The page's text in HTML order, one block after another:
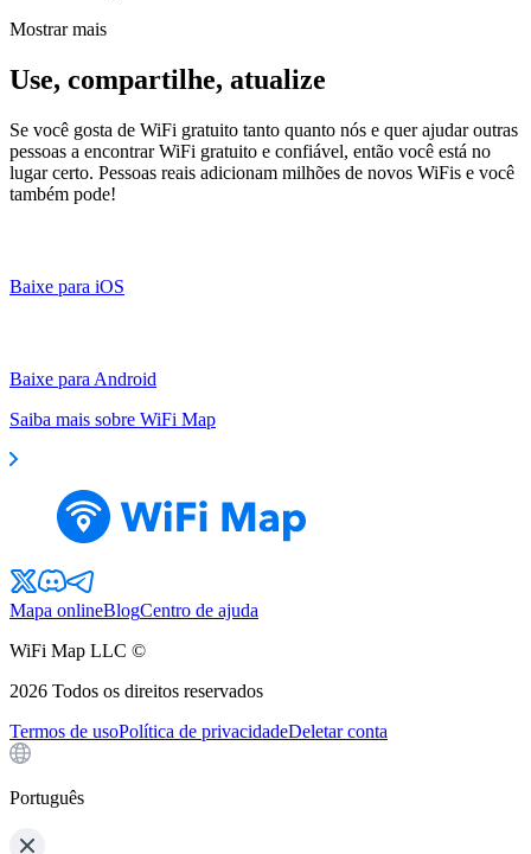
Mostrar mais
Use, compartilhe, atualize
Se você gosta de WiFi gratuito tanto quanto nós e quer ajudar outras
pessoas a encontrar WiFi gratuito e confiável, então você está no
lugar certo. Pessoas reais adicionam milhões de novos WiFis e você
também pode!
Baixe para iOS
Baixe para Android
Saiba mais sobre WiFi Map
Mapa onlineBlogCentro de ajuda
WiFi Map LLC ©
2026 Todos os direitos reservados
Termos de usoPolítica de privacidadeDeletar conta
Português